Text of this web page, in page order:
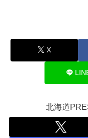
X
北海道